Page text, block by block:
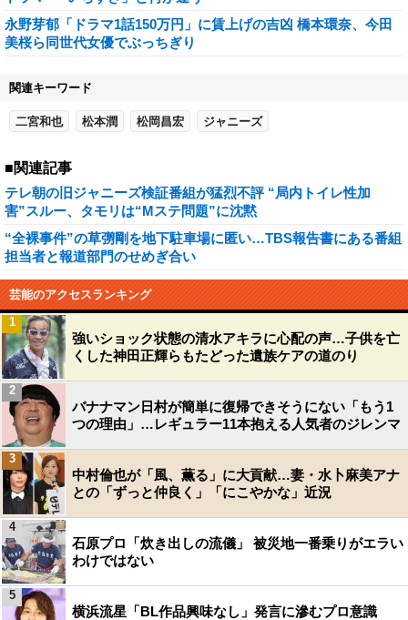
永野芽郁「ドラマ1話150万円」に賃上げの吉凶 橋本環奈、今田
美桜ら同世代女優でぶっちぎり
関連キーワード
二宮和也 松本潤 松岡昌宏 ジャニーズ
■関連記事
テレ朝の旧ジャニーズ検証番組が猛烈不評 “局内トイレ性加
害”スルー、タモリは“Mステ問題”に沈黙
“全裸事件”の草彅剛を地下駐車場に匿い…TBS報告書にある番組
担当者と報道部門のせめぎ合い
芸能のアクセスランキング
強いショック状態の清水アキラに心配の声…子供を亡
くした神田正輝らもたどった遺族ケアの道のり
1
バナナマン日村が簡単に復帰できそうにない「もう1
つの理由」…レギュラー11本抱える人気者のジレンマ
2
中村倫也が「風、薫る」に大貢献…妻・水卜麻美アナ
との「ずっと仲良く」「にこやかな」近況
3
石原プロ「炊き出しの流儀」 被災地一番乗りがエラい
わけではない
4
横浜流星「BL作品興味なし」発言に滲むプロ意識
5